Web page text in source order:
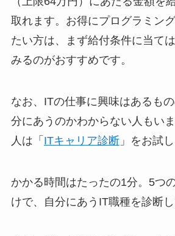
取れます。お得にプログラミン
たい方は、まず給付条件に当て
みるのがおすすめです。
なお、ITの仕事に興味はあるも
分にあうのかわからない人もい
人は「 ITキャリア診断」をお試し
かかる時間はたったの1分。5つ
けで、自分にあうIT職種を診断し